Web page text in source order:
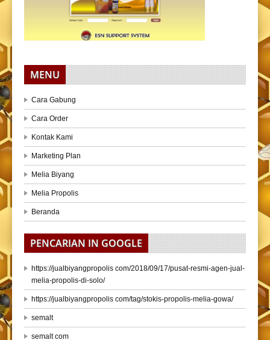
MENU
Cara Gabung
Cara Order
Kontak Kami
Marketing Plan
Melia Biyang
Melia Propolis
Beranda
PENCARIAN IN GOOGLE
https://jualbiyangpropolis com/2018/09/17/pusat-resmi-agen-jual-
melia-propolis-di-solo/
https://jualbiyangpropolis com/tag/stokis-propolis-melia-gowa/
semalt
semalt com